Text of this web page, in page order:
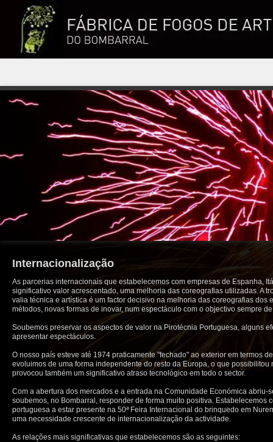
Internacionalização
As parcerias internacionais que estabelecemos com empresas de Espanha,
significativo valor acrescentado, uma melhoria das coreografias utilizadas. A
valia técnica e artística é um factor decisivo na melhoria das coreografias dos
métodos, novas formas de inovar, num espectáculo com o objectivo sempre
Soubemos preservar os aspectos de valor na Pirotécnia Portuguesa, alguns
apresentar espectáculos.
O nosso país esteve até 1974 praticamente "fechado" ao exterior em termos
evoluimos de uma forma independente do resto da Europa, o que
provocou também um significativo atraso tecnológico em todo o sector.
Com a abertura dos mercados e a entrada na Comunidade Económica
soubemos, no Bombarral, responder de forma muito positiva. Estabelecemos
portuguesa a estar presente na 50ª Feira Internacional do brinquedo em
uma necessidade crescente de internacionalização da actividade.
As relações mais significativas que estabelecemos são as seguintes: